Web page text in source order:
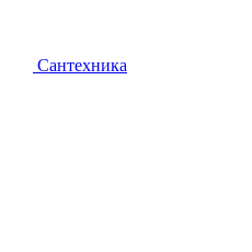
Сантехника